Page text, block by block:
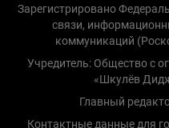
Зарегистрировано
связи,
коммуникаций
Учредитель: Общество с
«Шкулёв
Главный
Контактные данные для